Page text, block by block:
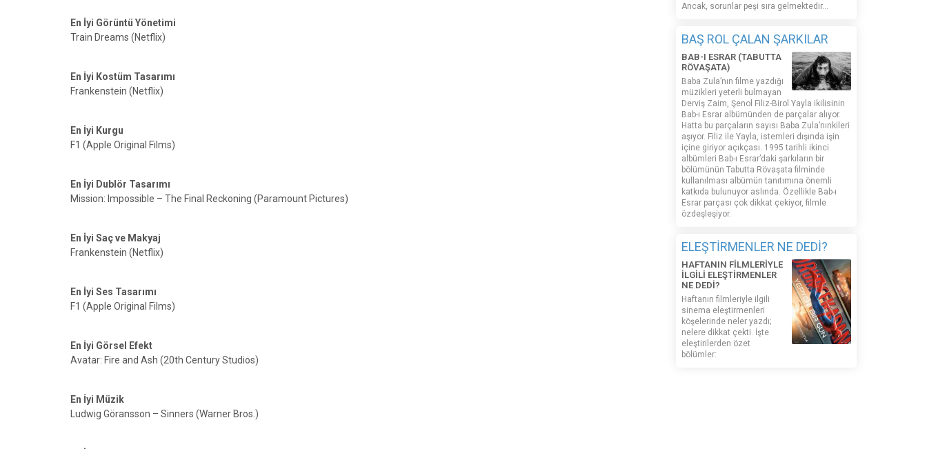
En İyi Görüntü Yönetimi
Train Dreams (Netflix)
En İyi Kostüm Tasarımı
Frankenstein (Netflix)
En İyi Kurgu
F1 (Apple Original Films)
En İyi Dublör Tasarımı
Mission: Impossible – The Final Reckoning (Paramount Pictures)
En İyi Saç ve Makyaj
Frankenstein (Netflix)
En İyi Ses Tasarımı
F1 (Apple Original Films)
En İyi Görsel Efekt
Avatar: Fire and Ash (20th Century Studios)
En İyi Müzik
Ludwig Göransson – Sinners (Warner Bros.)
Ancak, sorunlar peşi sıra gelmektedir...
BAŞ ROL ÇALAN ŞARKILAR
BAB-I ESRAR (TABUTTA
RÖVAŞATA)
Baba Zula’nın filme yazdığı
müzikleri yeterli bulmayan
Derviş Zaim, Şenol Filiz-Birol Yayla ikilisinin
Bab-ı Esrar albümünden de parçalar alıyor.
Hatta bu parçaların sayısı Baba Zula’nınkileri
aşıyor. Filiz ile Yayla, istemleri dışında işin
içine giriyor açıkçası. 1995 tarihli ikinci
albümleri Bab-ı Esrar’daki şarkıların bir
bölümünün Tabutta Rövaşata filminde
kullanılması albümün tanıtımına önemli
katkıda bulunuyor aslında. Özellikle Bab-ı
Esrar parçası çok dikkat çekiyor, filmle
özdeşleşiyor.
ELEŞTİRMENLER NE DEDİ?
HAFTANIN FİLMLERİYLE
İLGİLİ ELEŞTİRMENLER
NE DEDİ?
Haftanın filmleriyle ilgili
sinema eleştirmenleri
köşelerinde neler yazdı;
nelere dikkat çekti. İşte
eleştirilerden özet
bölümler: